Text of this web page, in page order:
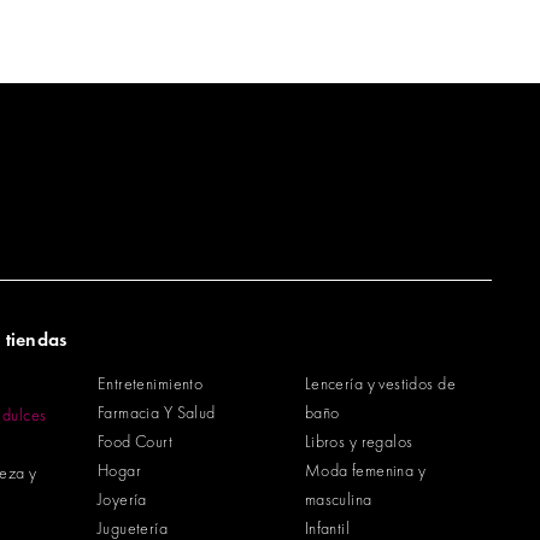
y
Entretenimiento
Farmacia Y Salud
Food Court
Hogar
Joyería
Juguetería
Lencería y vestidos de
baño
Libros y regalos
Moda femenina y
masculina
Infantil